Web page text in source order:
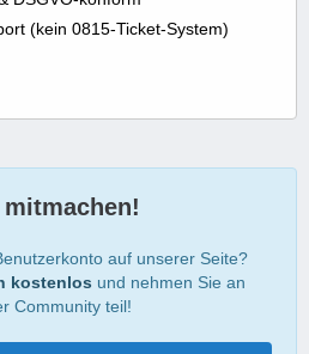
(kein 0815-Ticket-System)
auf unserer Seite?
kostenlos und nehmen Sie an
Community teil!